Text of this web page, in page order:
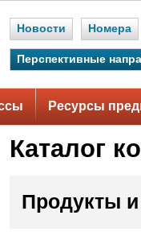
Новости Номера
Перспективные
Ресурсы
Каталог
Продукты